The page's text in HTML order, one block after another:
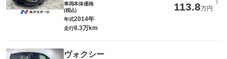
車両本体価格
(税込)
113.8万円
年式2014年
走行8.3万km
ヴォクシー